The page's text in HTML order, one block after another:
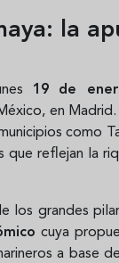
la
19 de
en
como
reflejan la
los grandes
cuya
a base